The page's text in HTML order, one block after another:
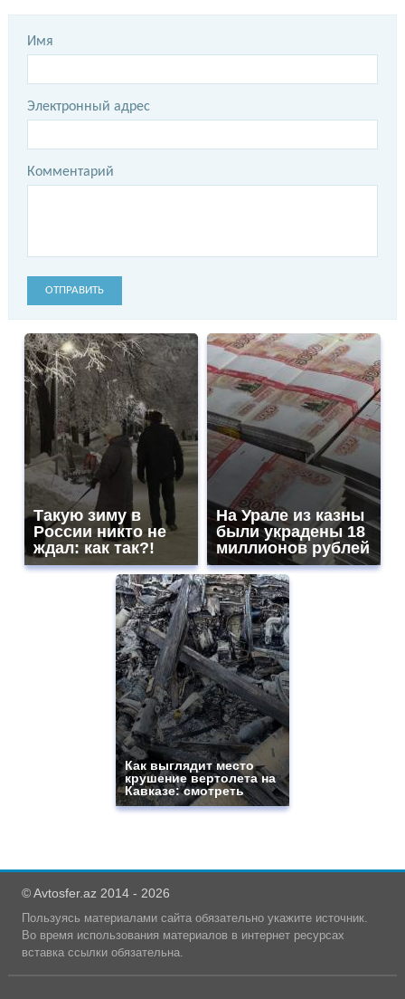
Имя
Электронный адрес
Комментарий
ОТПРАВИТЬ
Такую зиму в
России никто не
ждал: как так?!
На Урале из казны
были украдены 18
миллионов рублей
Как выглядит место
крушение вертолета на
Кавказе: смотреть
© Avtosfer.az 2014 - 2026
Пользуясь материалами сайта обязательно укажите источник.
Во время использования материалов в интернет ресурсах
вставка ссылки обязательна.